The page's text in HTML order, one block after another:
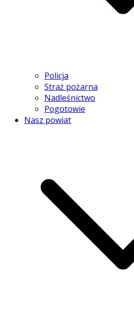
Policja
Straż pożarna
Nadleśnictwo
Pogotowie
Nasz powiat